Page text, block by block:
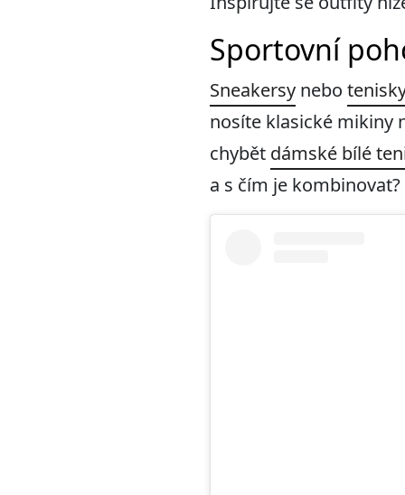
Sportovní
Sneakersy nebo
nosíte klasické mikiny
chybět dámské bílé
a s čím je kombinovat?